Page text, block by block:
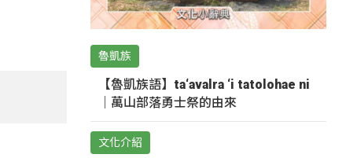
魯凱族
【魯凱族語】ta‘avalra ‘i tatolohae ni
｜萬山部落勇士祭的由來
文化介紹